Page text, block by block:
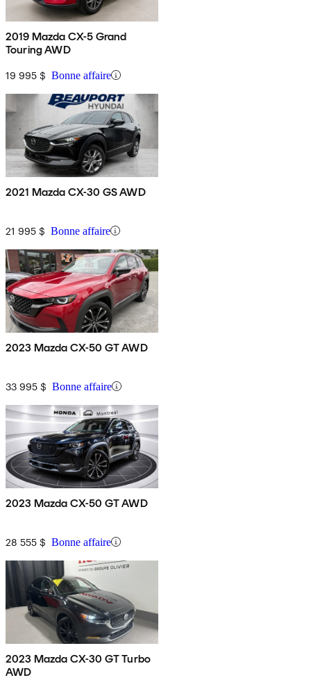
2019 Mazda CX-5 Grand
Touring AWD
19 995 $ Bonne affaire
2021 Mazda CX-30 GS AWD
21 995 $ Bonne affaire
2023 Mazda CX-50 GT AWD
33 995 $ Bonne affaire
2023 Mazda CX-50 GT AWD
28 555 $ Bonne affaire
2023 Mazda CX-30 GT Turbo
AWD